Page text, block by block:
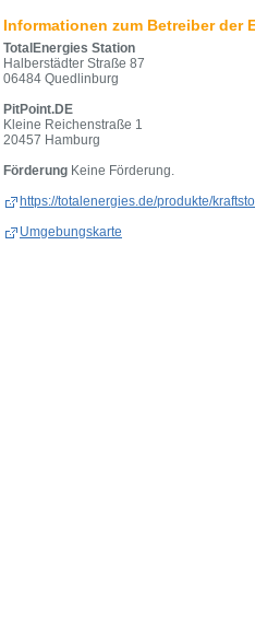
Informationen zum Betreiber der
TotalEnergies Station
Halberstädter Straße 87
06484 Quedlinburg
PitPoint.DE
Kleine Reichenstraße 1
20457 Hamburg
Förderung Keine Förderung.
https://totalenergies.de/produkte/
Umgebungskarte